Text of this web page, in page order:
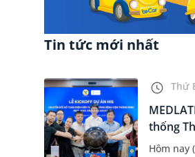
Tin tức mới nhất
Thứ
thống
Hôm nay